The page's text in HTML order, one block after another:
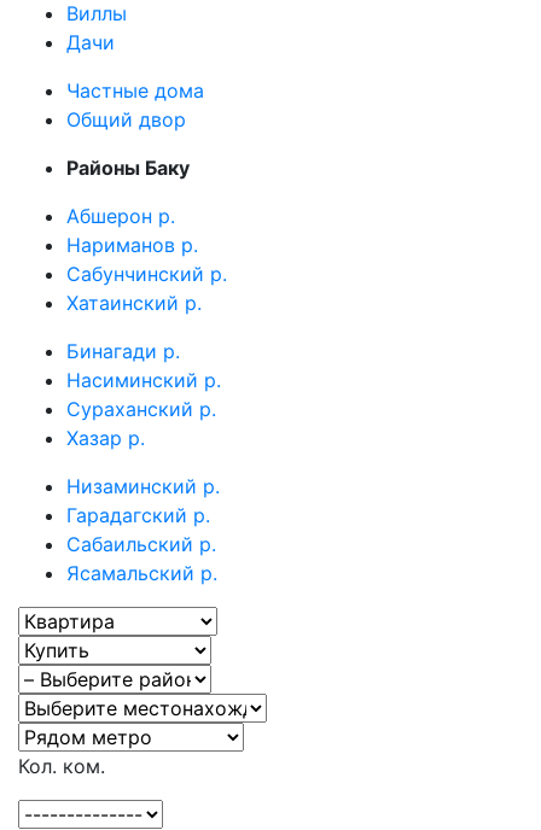
Виллы
Дачи
Частные дома
Общий двор
Районы Баку
Абшерон р.
Нариманов р.
Сабунчинский р.
Хатаинский р.
Бинагади р.
Насиминский р.
Сураханский р.
Хазар р.
Низаминский р.
Гарадагский р.
Сабаильский р.
Ясамальский р.
Кол. ком.